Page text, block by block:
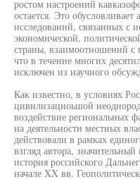
ростом настроений
остается. Это обусловливает
исследований, связанных с
экономической,
страны, взаимоотношений с
что в течение многих
исключен из научного
Как известно, в условиях
цивилизациоьшой
воздействие региональных
на деятельности местных
действовали в рамках
взгляд автора,
история российского
начале XX вв.